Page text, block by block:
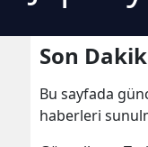
Son
Bu sayfada
haberleri